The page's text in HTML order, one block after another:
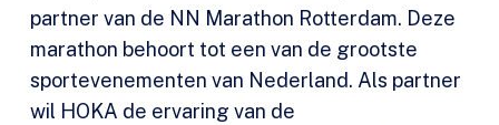
partner van de NN Marathon Rotterdam. Deze
marathon behoort tot een van de grootste
sportevenementen van Nederland. Als partner
wil HOKA de ervaring van de